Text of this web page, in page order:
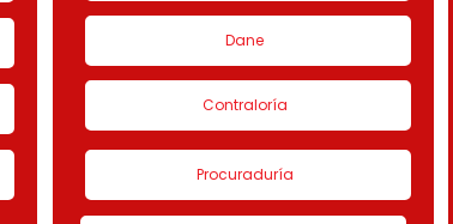
Dane
Contraloría
Procuraduría